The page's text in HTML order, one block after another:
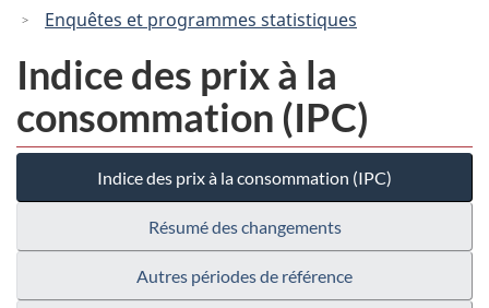
Enquêtes et programmes statistiques
Indice des prix à la
consommation (IPC)
Indice des prix à la consommation (IPC)
Résumé des changements
Autres périodes de référence